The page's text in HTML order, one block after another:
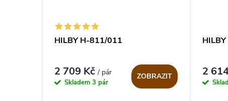
HILBY H-811/011
2 709 Kč/ pár
Skladem 3 pár
ZOBRAZIT 2